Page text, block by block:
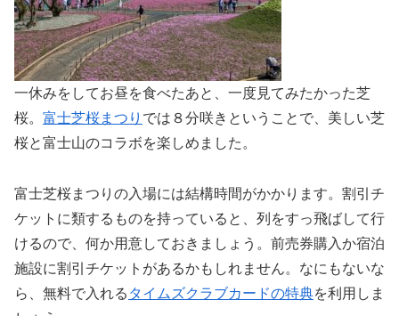
一休みをしてお昼を食べたあと、一度見てみたかった芝
桜。 富士芝桜まつり では８分咲きということで、美しい芝
桜と富士山のコラボを楽しめました。
富士芝桜まつりの入場には結構時間がかかります。割引チ
ケットに類するものを持っていると、列をすっ飛ばして行
けるので、何か用意しておきましょう。前売券購入か宿泊
施設に割引チケットがあるかもしれません。なにもないな
ら、無料で入れる タイムズクラブカードの特典を利用しま